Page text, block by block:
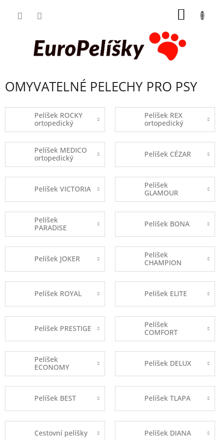
OMYVATELNÉ PELECHY PRO PSY
Pelíšek ROCKY
ortopedický
Pelíšek REX
ortopedický
Pelíšek MEDICO
ortopedický
Pelíšek CÉZAR
Pelíšek VICTORIA
Pelíšek
GLAMOUR
Pelíšek
PARADISE
Pelíšek BONA
Pelíšek JOKER
Pelíšek
CHAMPION
Pelíšek ROYAL Pelíšek ELITE
Pelíšek PRESTIGE
Pelíšek
COMFORT
Pelíšek
ECONOMY
Pelíšek DELUX
Pelíšek BEST Pelíšek TLAPA
Cestovní pelíšky Pelíšek DIANA